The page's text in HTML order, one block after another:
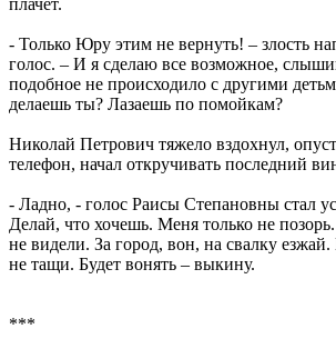
- Только Юру этим не вернуть! – злость
голос. – И я сделаю все возможное,
подобное не происходило с другими
делаешь ты? Лазаешь по помойкам?
Николай Петрович тяжело вздохнул,
телефон, начал откручивать последний
- Ладно, - голос Раисы Степановны стал
Делай, что хочешь. Меня только не
не видели. За город, вон, на свалку
не тащи. Будет вонять – выкину.
***